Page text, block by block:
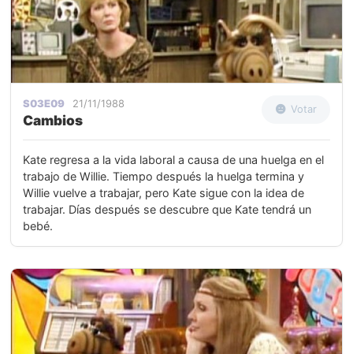
S03E09 21/11/1988
Cambios
Votar
Kate regresa a la vida laboral a causa de una huelga en el
trabajo de Willie. Tiempo después la huelga termina y
Willie vuelve a trabajar, pero Kate sigue con la idea de
trabajar. Días después se descubre que Kate tendrá un
bebé.